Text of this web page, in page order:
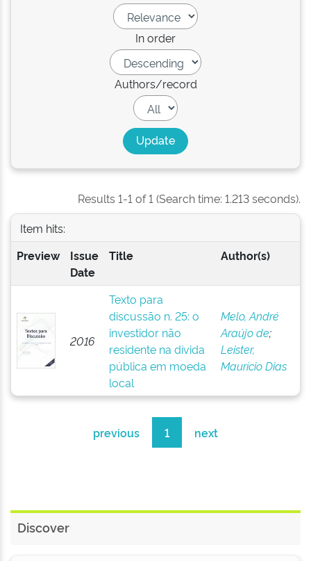
In order
Authors/record
Results 1-1 of 1 (Search time: 1.213 seconds).
Item hits:
Preview
Issue
Date
Title Author(s)
2016
Texto para
discussão n. 25: o
investidor não
residente na dívida
pública em moeda
local
Melo, André
Araújo de;
Leister,
Maurício Dias
previous 1 next
Discover